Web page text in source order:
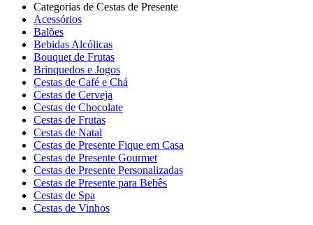
Categorias de Cestas de Presente
Acessórios
Balões
Bebidas Alcólicas
Bouquet de Frutas
Brinquedos e Jogos
Cestas de Café e Chá
Cestas de Cerveja
Cestas de Chocolate
Cestas de Frutas
Cestas de Natal
Cestas de Presente Fique em Casa
Cestas de Presente Gourmet
Cestas de Presente Personalizadas
Cestas de Presente para Bebês
Cestas de Spa
Cestas de Vinhos